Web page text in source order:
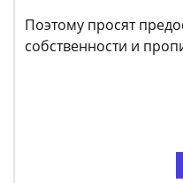
Поэтому просят
собственности и